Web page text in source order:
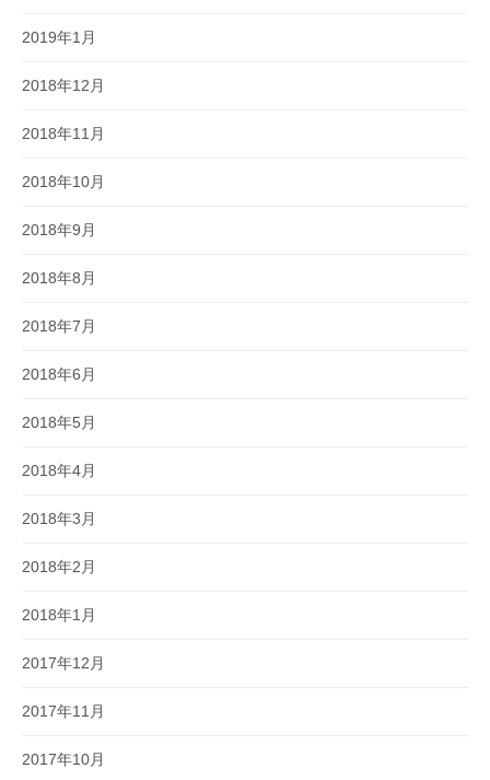
2019年1月
2018年12月
2018年11月
2018年10月
2018年9月
2018年8月
2018年7月
2018年6月
2018年5月
2018年4月
2018年3月
2018年2月
2018年1月
2017年12月
2017年11月
2017年10月